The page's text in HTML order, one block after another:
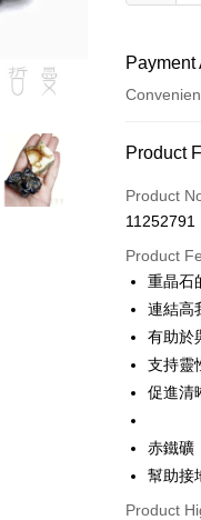
Credit
LINE Pay
Apple Pay
Easy
Shipping
Product
Product
11252791
Product
重晶石
連結高
有助於
支持靈
促進清
赤鐵礦
幫助接
Product